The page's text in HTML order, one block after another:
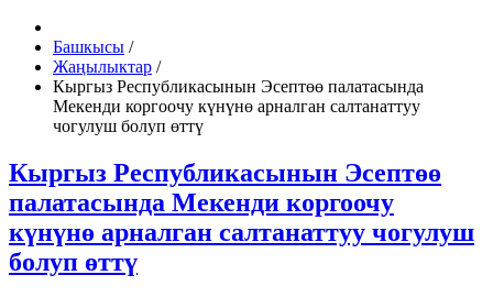
Башкысы /
Жаңылыктар /
Кыргыз Республикасынын Эсептөө палатасында
Мекенди коргоочу күнүнө арналган салтанаттуу
чогулуш болуп өттү
Кыргыз Республикасынын Эсептөө
палатасында Мекенди коргоочу
күнүнө арналган салтанаттуу чогулуш
болуп өттү